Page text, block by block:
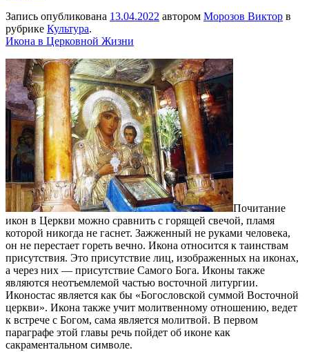
Запись опубликована 13.04.2022 автором Морозов Виктор в
рубрике Культура.
Икона в Церковной Жизни
Почитание
икон в Церкви можно сравнить с горящей свечой, пламя
которой никогда не гаснет. Зажженный не руками человека,
он не перестает гореть вечно. Икона относится к таинствам
присутствия. Это присутствие лиц, изображенных на иконах,
а через них — присутствие Самого Бога. Иконы также
являются неотъемлемой частью восточной литургии.
Иконостас является как бы «Богословской суммой Восточной
церкви». Икона также учит молитвенному отношению, ведет
к встрече с Богом, сама является молитвой. В первом
параграфе этой главы речь пойдет об иконе как
сакраментальном символе.